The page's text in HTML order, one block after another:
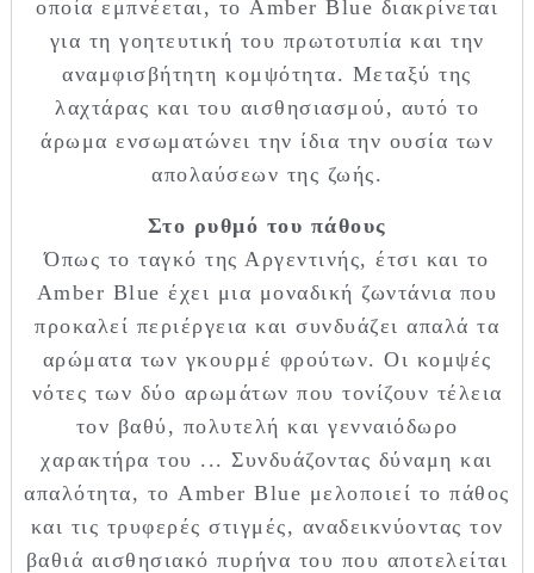
οποία εμπνέεται, το Amber Blue διακρίνεται
για τη γοητευτική του πρωτοτυπία και την
αναμφισβήτητη κομψότητα. Μεταξύ της
λαχτάρας και του αισθησιασμού, αυτό το
άρωμα ενσωματώνει την ίδια την ουσία των
απολαύσεων της ζωής.
Στο ρυθμό του πάθους
Όπως το ταγκό της Αργεντινής, έτσι και το
Amber Blue έχει μια μοναδική ζωντάνια που
προκαλεί περιέργεια και συνδυάζει απαλά τα
αρώματα των γκουρμέ φρούτων. Οι κομψές
νότες των δύο αρωμάτων που τονίζουν τέλεια
τον βαθύ, πολυτελή και γενναιόδωρο
χαρακτήρα του ... Συνδυάζοντας δύναμη και
απαλότητα, το Amber Blue μελοποιεί το πάθος
και τις τρυφερές στιγμές, αναδεικνύοντας τον
βαθιά αισθησιακό πυρήνα του που αποτελείται